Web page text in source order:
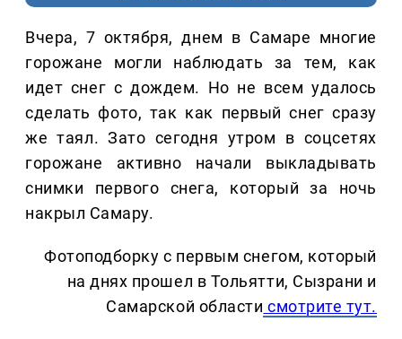
Вчера, 7 октября, днем в Самаре многие
горожане могли наблюдать за тем, как
идет снег с дождем. Но не всем удалось
сделать фото, так как первый снег сразу
же таял. Зато сегодня утром в соцсетях
горожане активно начали выкладывать
снимки первого снега, который за ночь
накрыл Самару.
Фотоподборку с первым снегом, который
на днях прошел в Тольятти, Сызрани и
Самарской области смотрите тут.